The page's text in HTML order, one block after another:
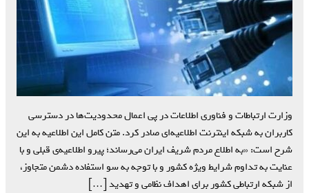
وزارت ارتباطات و فناوری اطلاعات در پی اعمال محدودیت‌ها در دسترسی
کاربران به شبکه اینترنت اطلاعیه‌ای صادر کرد. متن کامل این اطلاعیه به این
شرح است: «به اطلاع مردم شریف ایران می‌رساند؛ پیرو اطلاعیه‌ی قبلی و با
عنایت به تداوم شرایط ویژه کشور و با توجه به سو استفاده دشمن متجاوز،
از شبکه ارتباطی کشور برای اهداف نظامی و تهدید […]